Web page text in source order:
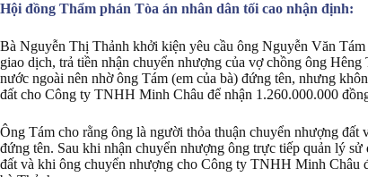
Hội đồng Thẩm phán Tòa án nhân dân tối cao nhận định:
Bà Nguyễn Thị Thảnh khởi kiện yêu cầu ông Nguyễn Văn
giao dịch, trả tiền nhận chuyển nhượng của vợ chồng ông Hêng
nước ngoài nên nhờ ông Tám (em của bà) đứng tên, nhưng
đất cho Công ty TNHH Minh Châu để nhận 1.260.000.000
Ông Tám cho rằng ông là người thỏa thuận chuyển nhượng
đứng tên. Sau khi nhận chuyển nhượng ông trực tiếp quản lý
đất và khi ông chuyển nhượng cho Công ty TNHH Minh Châu